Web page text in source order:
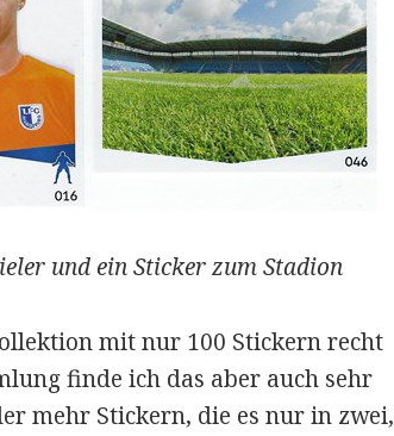
und ein Sticker zum Stadion
mit nur 100 Stickern recht
finde ich das aber auch sehr
mehr Stickern, die es nur in zwei,